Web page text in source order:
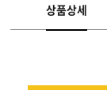
상품상세